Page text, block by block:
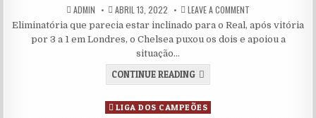
AUTHOR:
ADMIN PUBLISHED DATE:
ABRIL 13, 2022 LEAVE A COMMENT
Eliminatória que parecia estar inclinado para o Real, após vitória
por 3 a 1 em Londres, o Chelsea puxou os dois e apoiou a
situação…
CONTINUE READINGREAL MADRID GARANTE AS
Posted in
LIGA DOS CAMPEÕES